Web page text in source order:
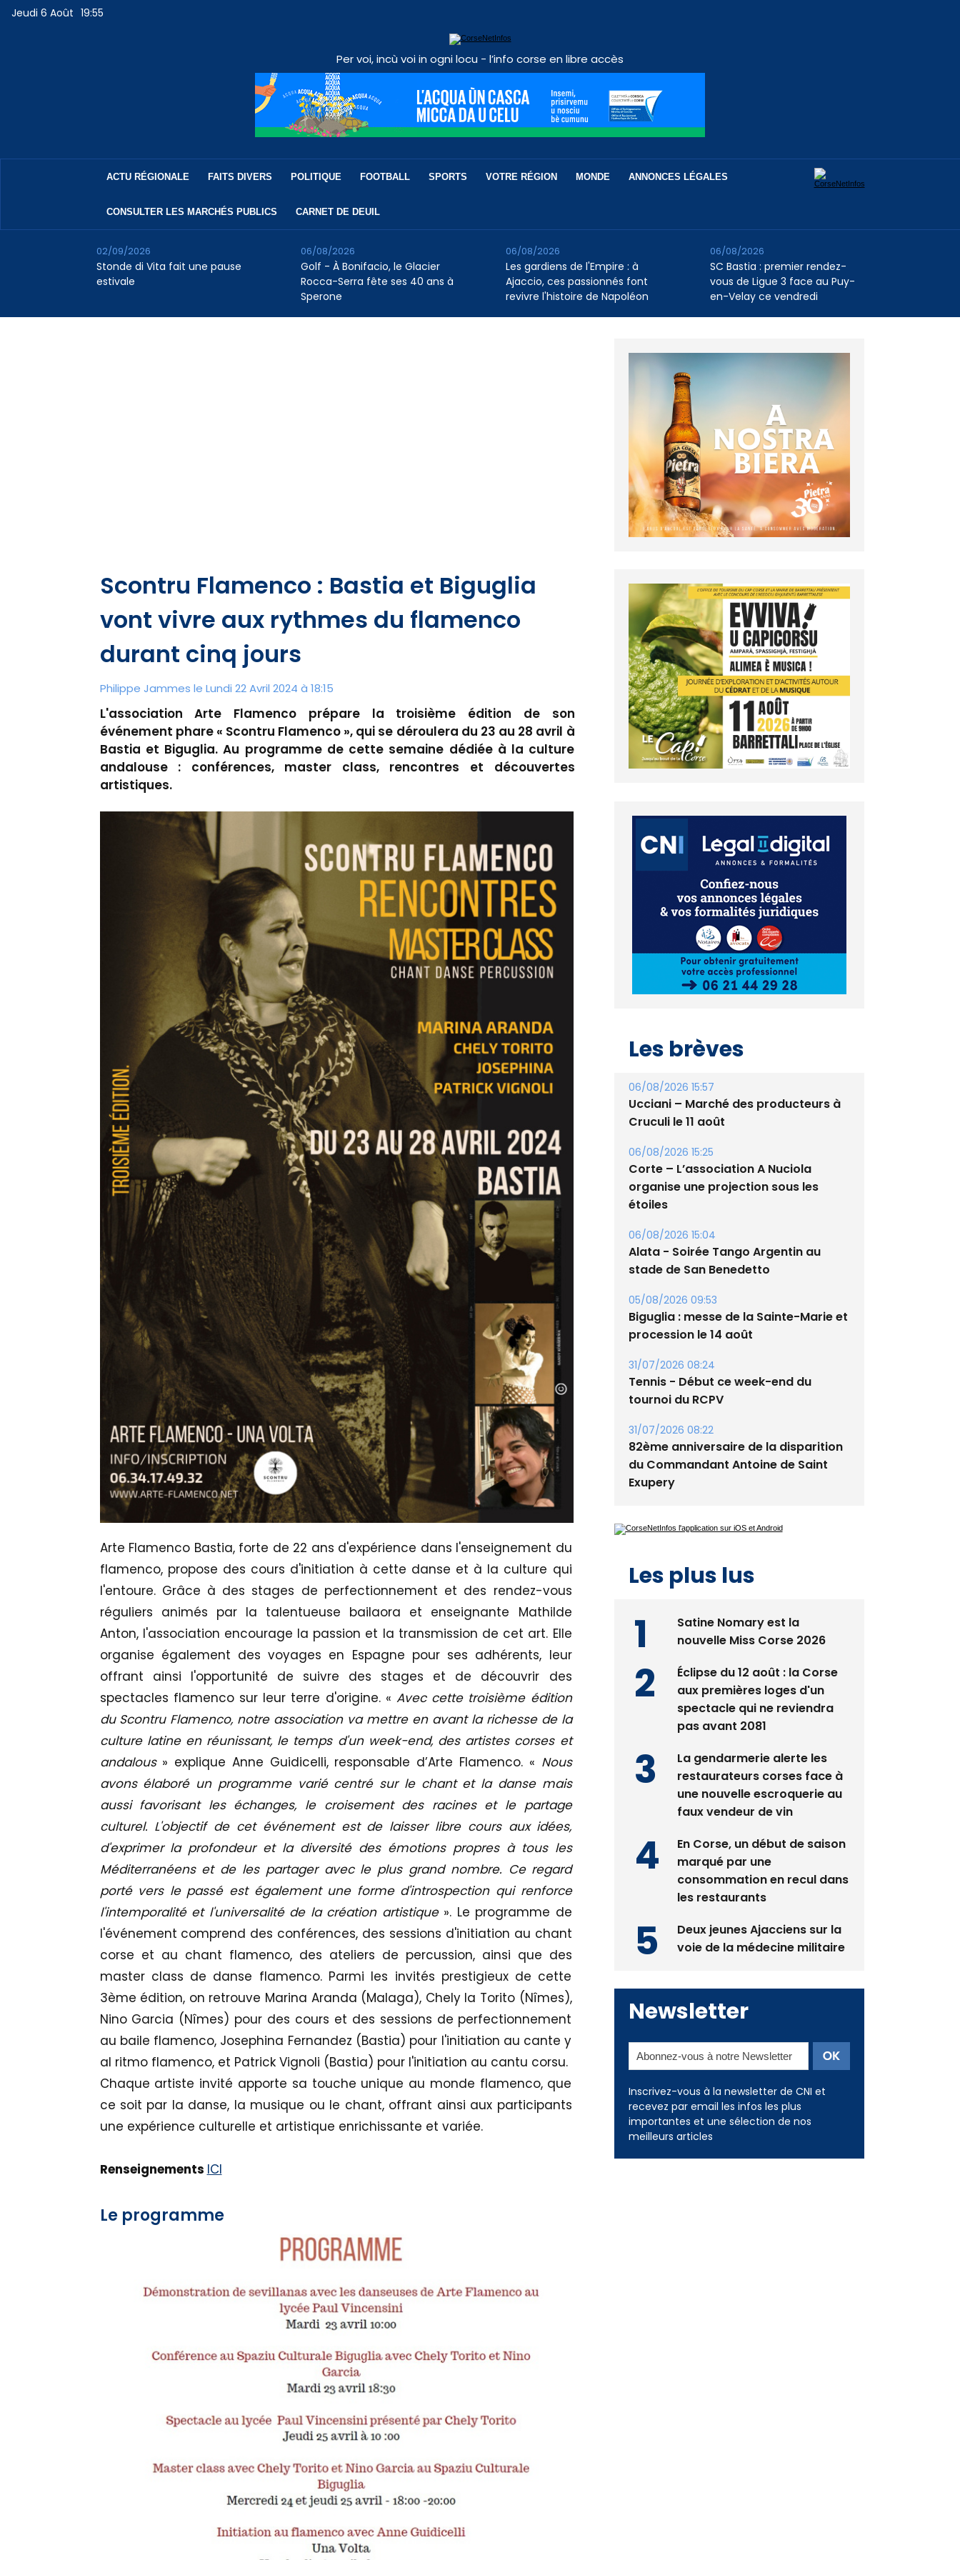
Jeudi 6 Août 19:55
Per voi, incù voi in ogni locu - l’info corse en libre accès
ACTU RÉGIONALE FAITS DIVERS POLITIQUE FOOTBALL SPORTS VOTRE RÉGION MONDE ANNONCES LÉGALES
CONSULTER LES MARCHÉS PUBLICS CARNET DE DEUIL
Stonde di Vita fait une pause
estivale
02/09/2026
Golf - À Bonifacio, le Glacier
Rocca-Serra fête ses 40 ans à
Sperone
06/08/2026
Les gardiens de l'Empire : à
Ajaccio, ces passionnés font
revivre l'histoire de Napoléon
06/08/2026
SC Bastia : premier rendez-
vous de Ligue 3 face au Puy-
en-Velay ce vendredi
06/08/2026
Scontru Flamenco : Bastia et Biguglia
vont vivre aux rythmes du flamenco
durant cinq jours
Philippe Jammes le Lundi 22 Avril 2024 à 18:15
L'association Arte Flamenco prépare la troisième édition de son
événement phare « Scontru Flamenco », qui se déroulera du 23 au 28 avril à
Bastia et Biguglia. Au programme de cette semaine dédiée à la culture
andalouse : conférences, master class, rencontres et découvertes
artistiques.
Arte Flamenco Bastia, forte de 22 ans d'expérience dans l'enseignement du
flamenco, propose des cours d'initiation à cette danse et à la culture qui
l'entoure. Grâce à des stages de perfectionnement et des rendez-vous
réguliers animés par la talentueuse bailaora et enseignante Mathilde
Anton, l'association encourage la passion et la transmission de cet art. Elle
organise également des voyages en Espagne pour ses adhérents, leur
offrant ainsi l'opportunité de suivre des stages et de découvrir des
spectacles flamenco sur leur terre d'origine. « Avec cette troisième édition
du Scontru Flamenco, notre association va mettre en avant la richesse de la
culture latine en réunissant, le temps d'un week-end, des artistes corses et
andalous» explique Anne Guidicelli, responsable d’Arte Flamenco. « Nous
avons élaboré un programme varié centré sur le chant et la danse mais
aussi favorisant les échanges, le croisement des racines et le partage
culturel. L'objectif de cet événement est de laisser libre cours aux idées,
d'exprimer la profondeur et la diversité des émotions propres à tous les
Méditerranéens et de les partager avec le plus grand nombre. Ce regard
porté vers le passé est également une forme d'introspection qui renforce
l'intemporalité et l'universalité de la création artistique». Le programme de
l'événement comprend des conférences, des sessions d'initiation au chant
corse et au chant flamenco, des ateliers de percussion, ainsi que des
master class de danse flamenco. Parmi les invités prestigieux de cette
3ème édition, on retrouve Marina Aranda (Malaga), Chely la Torito (Nîmes),
Nino Garcia (Nîmes) pour des cours et des sessions de perfectionnement
au baile flamenco, Josephina Fernandez (Bastia) pour l'initiation au cante y
al ritmo flamenco, et Patrick Vignoli (Bastia) pour l'initiation au cantu corsu.
Chaque artiste invité apporte sa touche unique au monde flamenco, que
ce soit par la danse, la musique ou le chant, offrant ainsi aux participants
une expérience culturelle et artistique enrichissante et variée.
Renseignements ICI
Le programme
Les brèves
06/08/2026 15:57
Ucciani – Marché des producteurs à
Cruculi le 11 août
06/08/2026 15:25
Corte – L’association A Nuciola
organise une projection sous les
étoiles
06/08/2026 15:04
Alata - Soirée Tango Argentin au
stade de San Benedetto
05/08/2026 09:53
Biguglia : messe de la Sainte-Marie et
procession le 14 août
31/07/2026 08:24
Tennis - Début ce week-end du
tournoi du RCPV
31/07/2026 08:22
82ème anniversaire de la disparition
du Commandant Antoine de Saint
Exupery
Les plus lus
Satine Nomary est la
nouvelle Miss Corse 2026
Éclipse du 12 août : la Corse
aux premières loges d'un
spectacle qui ne reviendra
pas avant 2081
La gendarmerie alerte les
restaurateurs corses face à
une nouvelle escroquerie au
faux vendeur de vin
En Corse, un début de saison
marqué par une
consommation en recul dans
les restaurants
Deux jeunes Ajacciens sur la
voie de la médecine militaire
Newsletter
Inscrivez-vous à la newsletter de CNI et
recevez par email les infos les plus
importantes et une sélection de nos
meilleurs articles